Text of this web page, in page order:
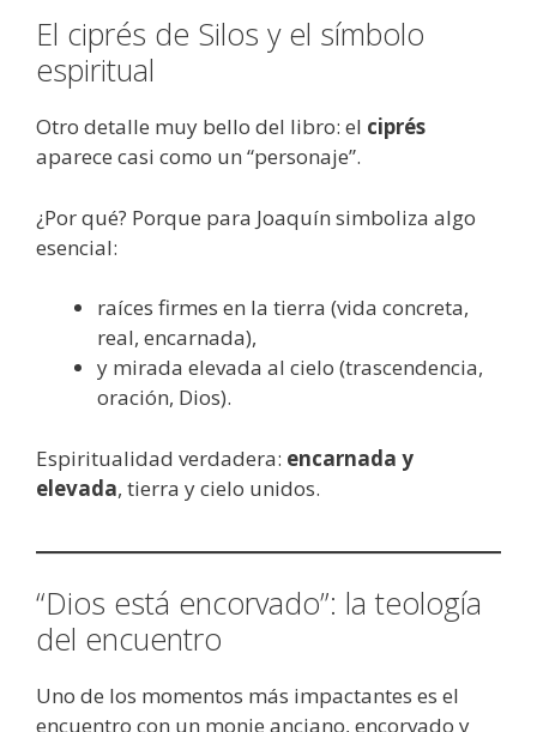
El ciprés de Silos y el símbolo
espiritual
Otro detalle muy bello del libro: el ciprés
aparece casi como un “personaje”.
¿Por qué? Porque para Joaquín simboliza algo
esencial:
raíces firmes en la tierra (vida concreta,
real, encarnada),
y mirada elevada al cielo (trascendencia,
oración, Dios).
Espiritualidad verdadera: encarnada y
elevada, tierra y cielo unidos.
“Dios está encorvado”: la teología
del encuentro
Uno de los momentos más impactantes es el
encuentro con un monje anciano, encorvado y